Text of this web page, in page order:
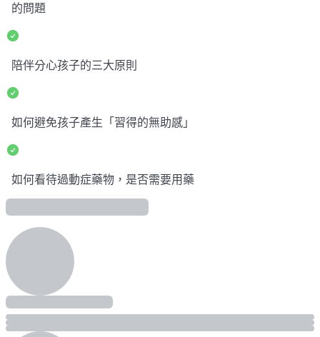
的問題
陪伴分心孩子的三大原則
如何避免孩子產生「習得的無助感」
如何看待過動症藥物，是否需要用藥